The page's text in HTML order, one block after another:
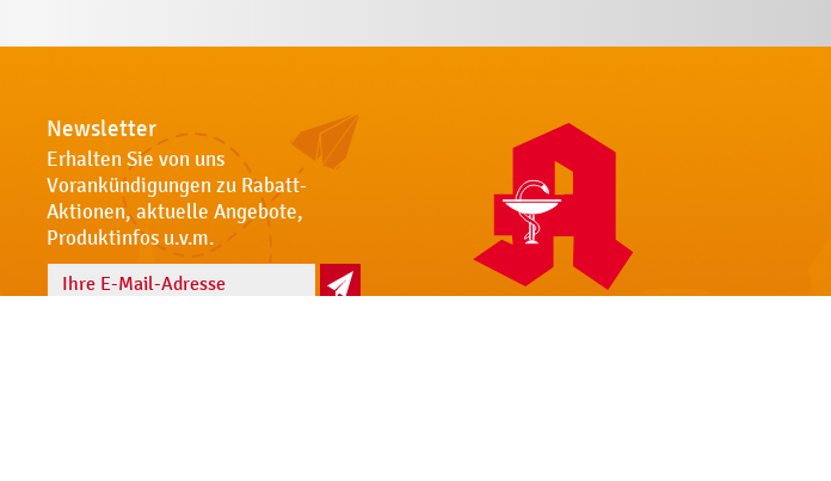
Newsletter
Erhalten Sie von uns
Vorankündigungen zu Rabatt-
Aktionen, aktuelle Angebote,
Produktinfos u.v.m.
Name